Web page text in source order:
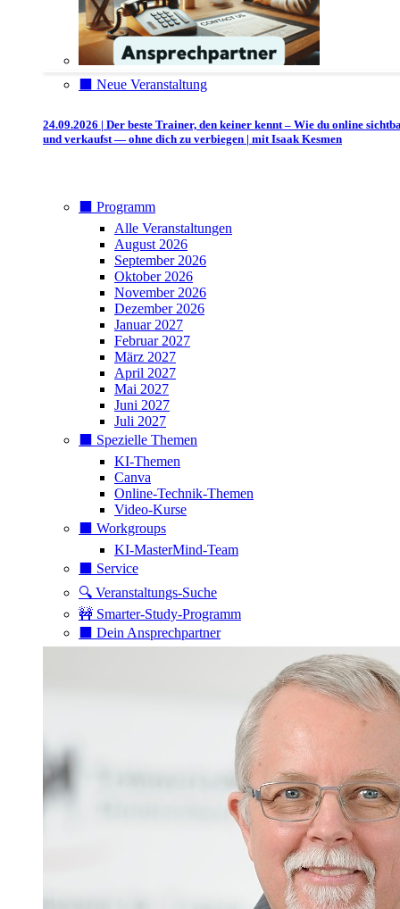
⬛️ Neue Veranstaltung
24.09.2026 | Der beste Trainer, den keiner kennt – Wie du online
und verkaufst — ohne dich zu verbiegen | mit Isaak Kesmen
⬛️ Programm
Alle Veranstaltungen
August 2026
September 2026
Oktober 2026
November 2026
Dezember 2026
Januar 2027
Februar 2027
März 2027
April 2027
Mai 2027
Juni 2027
Juli 2027
⬛️ Spezielle Themen
KI-Themen
Canva
Online-Technik-Themen
Video-Kurse
⬛️ Workgroups
KI-MasterMind-Team
⬛️ Service
🔍 Veranstaltungs-Suche
🚧 Smarter-Study-Programm
⬛️ Dein Ansprechpartner